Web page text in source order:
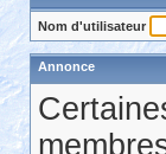
Nom d'utilisateur
Annonce